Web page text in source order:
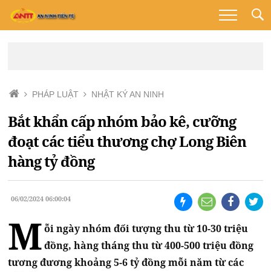
PHÁP LUẬT NHẬT KÝ AN NINH
Bắt khẩn cấp nhóm bảo kê, cưỡng
đoạt các tiểu thương chợ Long Biên
hàng tỷ đồng
06/02/2024 06:00:04
M ỗi ngày nhóm đối tượng thu từ 10-30 triệu
đồng, hàng tháng thu từ 400-500 triệu đồng
tương đương khoảng 5-6 tỷ đồng mỗi năm từ các